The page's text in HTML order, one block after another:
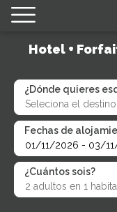
Hotel +
¿Dónde quieres
Fechas de
¿Cuántos sois?